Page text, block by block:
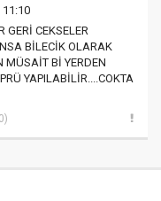
GERİ CEKSELER
BİLECİK OLARAK
MÜSAİT Bİ YERDEN
YAPILABİLİR....COKTA